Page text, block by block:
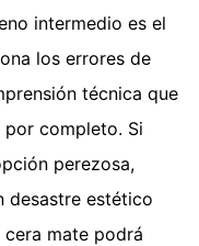
intermedio es el
los errores de
técnica que
por completo. Si
perezosa,
desastre estético
mate podrá